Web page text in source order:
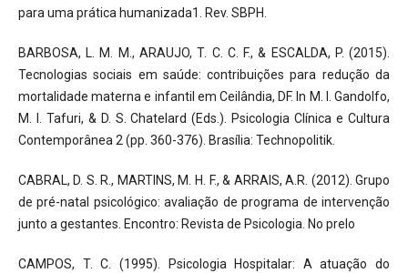
para uma prática humanizada1. Rev. SBPH.
BARBOSA, L. M. M., ARAUJO, T. C. C. F., & ESCALDA, P. (2015).
Tecnologias sociais em saúde: contribuições para redução da
mortalidade materna e infantil em Ceilândia, DF. In M. I. Gandolfo,
M. I. Tafuri, & D. S. Chatelard (Eds.). Psicologia Clínica e Cultura
Contemporânea 2 (pp. 360-376). Brasília: Technopolitik.
CABRAL, D. S. R., MARTINS, M. H. F., & ARRAIS, A.R. (2012). Grupo
de pré-natal psicológico: avaliação de programa de intervenção
junto a gestantes. Encontro: Revista de Psicologia. No prelo
CAMPOS, T. C. (1995). Psicologia Hospitalar: A atuação do